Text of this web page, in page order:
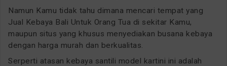
Namun Kamu tidak tahu dimana mencari tempat yang
Jual Kebaya Bali Untuk Orang Tua di sekitar Kamu,
maupun situs yang khusus menyediakan busana kebaya
dengan harga murah dan berkualitas.
Serperti atasan kebaya santili model kartini ini adalah